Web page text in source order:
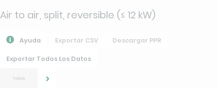
Air to air, split, reversible (≤ 12 kW)
Ayuda Exportar CSV Descargar PPR
Exportar Todos Los Datos
Todos